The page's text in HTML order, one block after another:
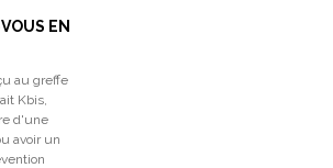
EN
au greffe
Kbis,
d'une
avoir un